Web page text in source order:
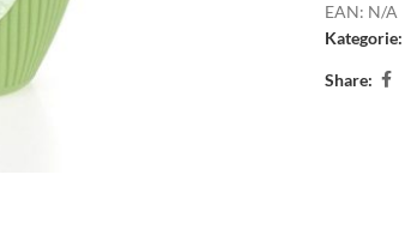
EAN: N/A
Kategorie:
Share: